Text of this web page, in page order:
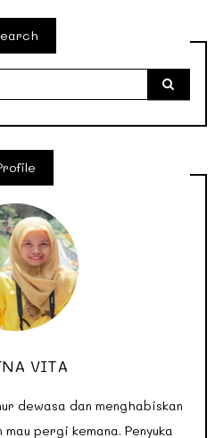
VITA
dewasa dan menghabiskan
pergi kemana. Penyuka